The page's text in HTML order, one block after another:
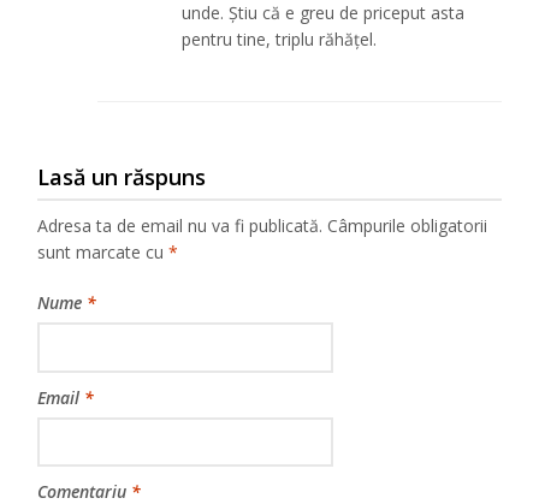
unde. Știu că e greu de priceput asta
pentru tine, triplu răhățel.
Lasă un răspuns
Adresa ta de email nu va fi publicată. Câmpurile obligatorii
sunt marcate cu*
Nume *
Email *
Comentariu *